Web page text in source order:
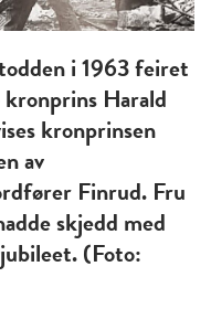
i 1963 feiret
Harald
kronprinsen
av
Finrud. Fru
skjedd med
(Foto: